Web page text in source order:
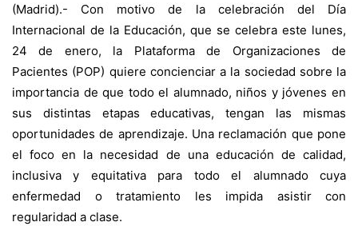
(Madrid).- Con motivo de la celebración del Día
Internacional de la Educación, que se celebra este lunes,
24 de enero, la Plataforma de Organizaciones de
Pacientes (POP) quiere concienciar a la sociedad sobre la
importancia de que todo el alumnado, niños y jóvenes en
sus distintas etapas educativas, tengan las mismas
oportunidades de aprendizaje. Una reclamación que pone
el foco en la necesidad de una educación de calidad,
inclusiva y equitativa para todo el alumnado cuya
enfermedad o tratamiento les impida asistir con
regularidad a clase.